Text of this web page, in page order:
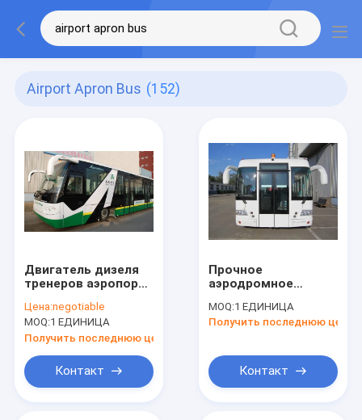
Airport Apron Bus (152)
Двигатель дизеля
тренеров аэропорта
челнока 14 для
емкости 110
пассажиров
Цена:negotiable
MOQ:1 ЕДИНИЦА
Получить последнюю цену
Контакт
Прочное
аэродромное
12250kg Xinfa с
кондиционированием
THERMOKING S30
MOQ:1 ЕДИНИЦА
Получить последнюю цену
Контакт